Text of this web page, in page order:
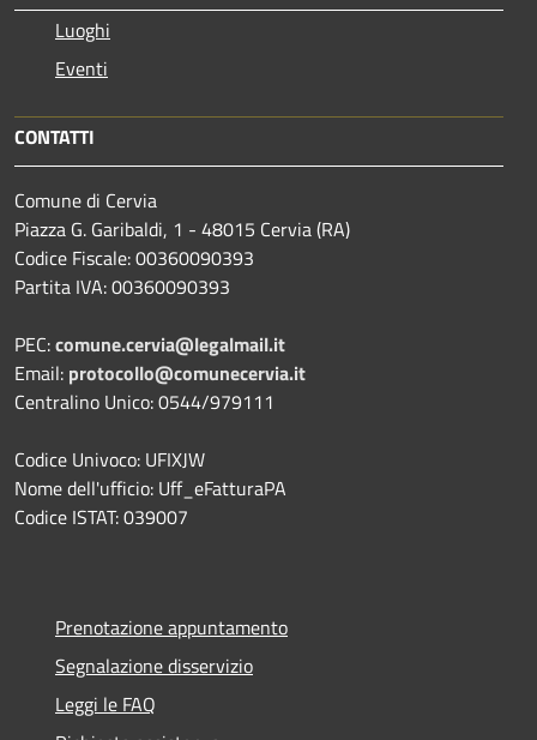
Luoghi
Eventi
CONTATTI
Comune di Cervia
Piazza G. Garibaldi, 1 - 48015 Cervia (RA)
Codice Fiscale: 00360090393
Partita IVA: 00360090393
PEC:comune.cervia@legalmail.it
Email: protocollo@comunecervia.it
Centralino Unico: 0544/979111
Codice Univoco: UFIXJW
Nome dell'ufficio: Uff_eFatturaPA
Codice ISTAT: 039007
Prenotazione appuntamento
Segnalazione disservizio
Leggi le FAQ